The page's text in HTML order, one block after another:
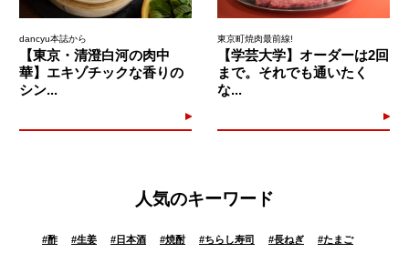
dancyu本誌から
【東京・清澄白河の肉中
華】エキゾチックな香りの
シン...
東京町焼肉最前線!
【学芸大学】オーダーは2回
まで。それでも通いたく
な...
人気のキーワード
#酢 #生姜 #日本酒 #焼酎 #ちらし寿司 #長ねぎ #たまご